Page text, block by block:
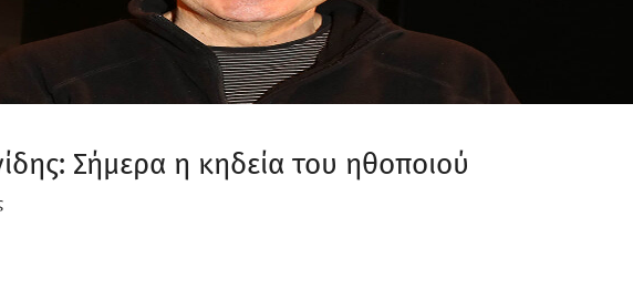
Σήμερα η κηδεία του ηθοποιού